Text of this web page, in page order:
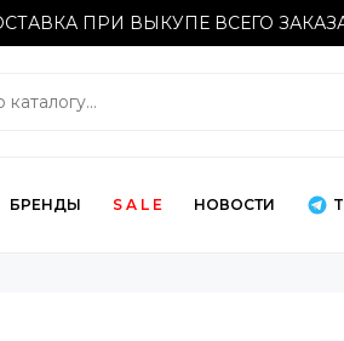
ПРИ ВЫКУПЕ ВСЕГО ЗАКАЗА
БРЕНДЫ S A L E НОВОСТИ